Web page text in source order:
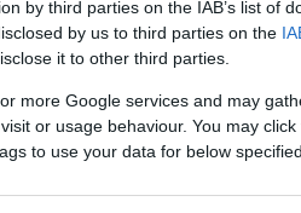
by third parties on the IAB’s list of
by us to third parties on the
it to other third parties.
more Google services and may
or usage behaviour. You may
to use your data for below
del mundo financiero.
desconocido a
Este fenómeno no
que también ha